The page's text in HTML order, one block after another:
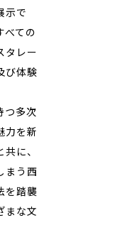
示で
べての
タレー
び体験
つ多次
力を新
に、
まう西
を踏襲
まな文